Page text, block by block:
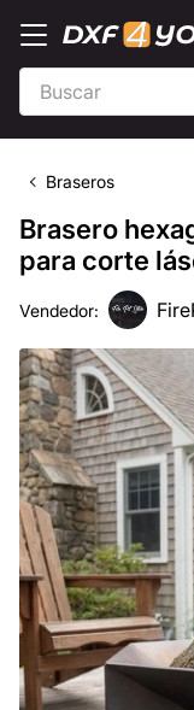
Braseros
Brasero
para corte
Vendedor: